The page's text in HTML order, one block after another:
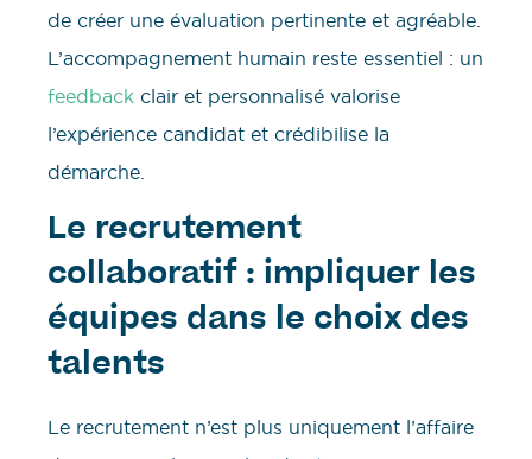
de créer une évaluation pertinente et agréable.
L’accompagnement humain reste essentiel : un
feedback clair et personnalisé valorise
l’expérience candidat et crédibilise la
démarche.
Le recrutement
collaboratif : impliquer les
équipes dans le choix des
talents
Le recrutement n’est plus uniquement l’affaire